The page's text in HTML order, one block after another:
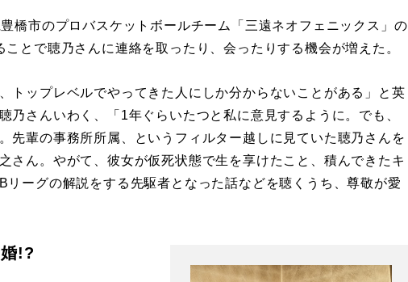
橋市のプロバスケットボールチーム「三遠ネオフェニックス」の
とで聴乃さんに連絡を取ったり、会ったりする機会が増えた。
トップレベルでやってきた人にしか分からないことがある」と英
乃さんいわく、「1年ぐらいたつと私に意見するように。でも、
先輩の事務所所属、というフィルター越しに見ていた聴乃さんを
さん。やがて、彼女が仮死状態で生を享けたこと、積んできたキ
リーグの解説をする先駆者となった話などを聴くうち、尊敬が愛
!?